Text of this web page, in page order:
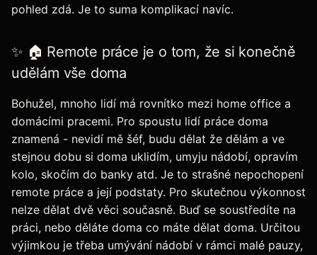
pohled zdá. Je to suma komplikací navíc.
✨ 🏠 Remote práce je o tom, že si konečně
udělám vše doma
Bohužel, mnoho lidí má rovnítko mezi home office a
domácími pracemi. Pro spoustu lidí práce doma
znamená - nevidí mě šéf, budu dělat že dělám a ve
stejnou dobu si doma uklidím, umyju nádobí, opravím
kolo, skočím do banky atd. Je to strašné nepochopení
remote práce a její podstaty. Pro skutečnou výkonnost
nelze dělat dvě věci současně. Buď se soustředíte na
práci, nebo děláte doma co máte dělat doma. Určitou
výjimkou je třeba umývání nádobí v rámci malé pauzy,